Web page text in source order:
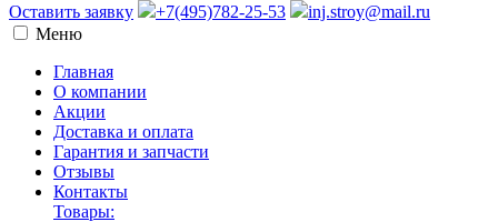
Оставить заявку
+7(495)782-25-53
inj.stroy@mail.ru
Меню
Главная
О компании
Акции
Доставка и оплата
Гарантия и запчасти
Отзывы
Контакты
Товары: